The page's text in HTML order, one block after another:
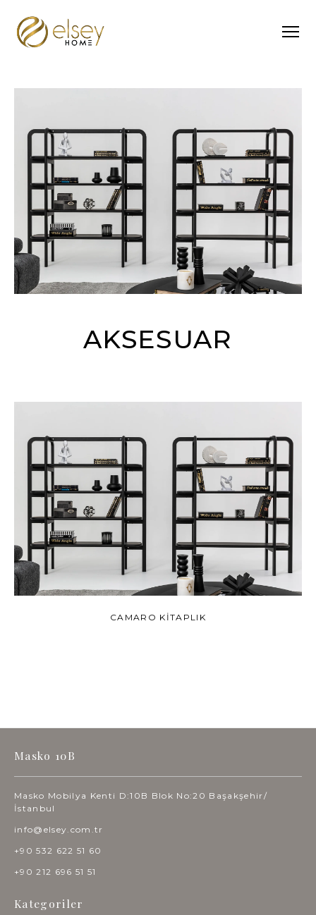
AKSESUAR
CAMARO KİTAPLIK
Masko 10B
Masko Mobilya Kenti D:10B Blok No:20 Başakşehir/
İstanbul
info@elsey.com.tr
+90 532 622 51 60
+90 212 696 51 51
Kategoriler